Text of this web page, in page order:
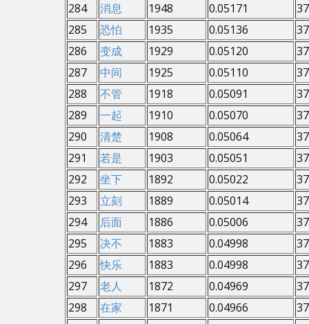
284
消息 1948 0.05171
285
恐怕 1935 0.05136
286
变成 1929 0.05120
287
中间 1925 0.05110
288
不管 1918 0.05091
289
一起 1910 0.05070
290
清楚 1908 0.05064
291
若是 1903 0.05051
292
坐下 1892 0.05022
293
立刻 1889 0.05014
294
后面 1886 0.05006
295
决不 1883 0.04998
296
快乐 1883 0.04998
297
老人 1872 0.04969
298
在家 1871 0.04966